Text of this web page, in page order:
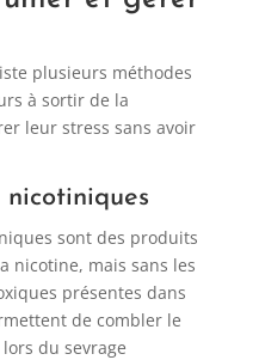
plusieurs méthodes
à sortir de la
leur stress sans avoir
nicotiniques
sont des produits
nicotine, mais sans les
présentes dans
de combler le
du sevrage